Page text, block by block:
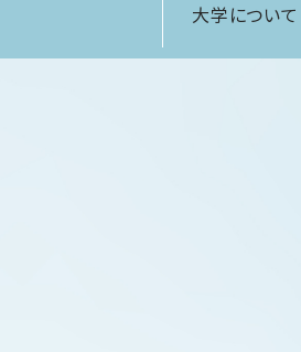
大学について